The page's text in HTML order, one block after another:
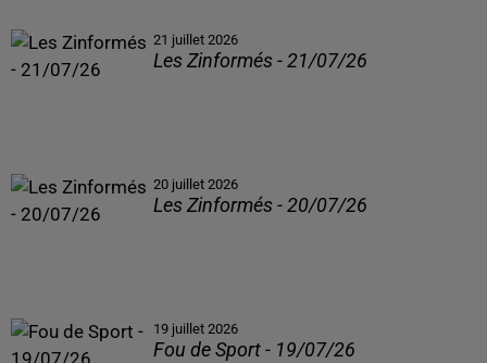
21 juillet 2026
Les Zinformés - 21/07/26
20 juillet 2026
Les Zinformés - 20/07/26
19 juillet 2026
Fou de Sport - 19/07/26